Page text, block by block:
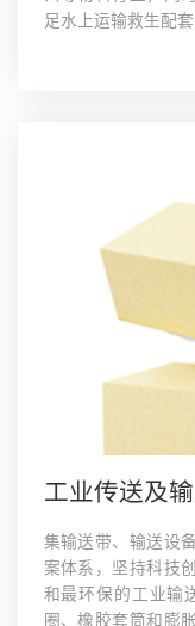
足水上运输救生配套
工业传送及
集输送带、输送设
案体系，坚持科技
和最环保的工业输
圈、橡胶套筒和膨